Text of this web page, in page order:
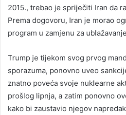
2015., trebao je spriječiti Iran da
Prema dogovoru, Iran je morao
program u zamjenu za
Trump je tijekom svog prvog
sporazuma, ponovno uveo
znatno poveća svoje nuklearne
prošlog lipnja, a zatim ponovno
kako bi zaustavio njegov